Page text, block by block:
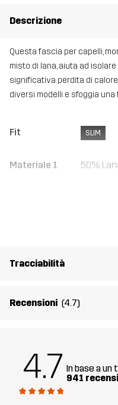
Descrizione
Questa fascia per capelli,
misto di lana, aiuta ad
significativa perdita di
diversi modelli e sfoggia
Fit SLIM
Materiale 1 50%
Numero di
Tracciabilità
Recensioni (4.7)
4.7 In base a un
941